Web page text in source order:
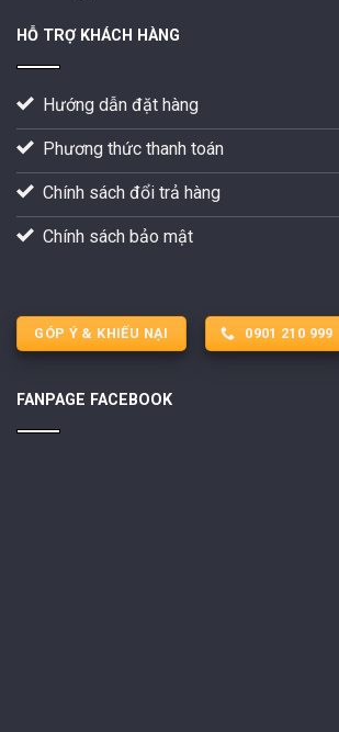
HỖ TRỢ KHÁCH HÀNG
Hướng dẫn đặt hàng
Phương thức thanh toán
Chính sách đổi trả hàng
Chính sách bảo mật
GÓP Ý & KHIẾU NẠI 0901 210 999
FANPAGE FACEBOOK